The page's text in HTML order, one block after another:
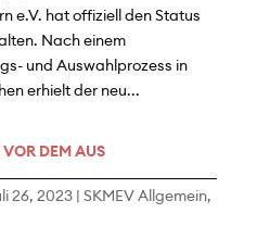
e.V. hat offiziell den Status
Nach einem
und Auswahlprozess in
erhielt der neu...
VOR DEM AUS
26, 2023 |SKMEV Allgemein,